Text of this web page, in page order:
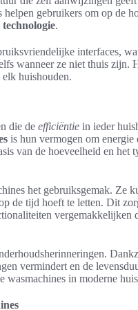
gebruikers om op de
technologie.
interfaces,
wanneer ze niet thuis zijn.
huishouden.
die de efficiëntie in ieder
is hun vermogen om energie
van de hoeveelheid en het
het gebruiksgemak. Ze
de tijd hoeft te letten. Dit
vergemakkelijken
vermindert en de
wasmachines in moderne